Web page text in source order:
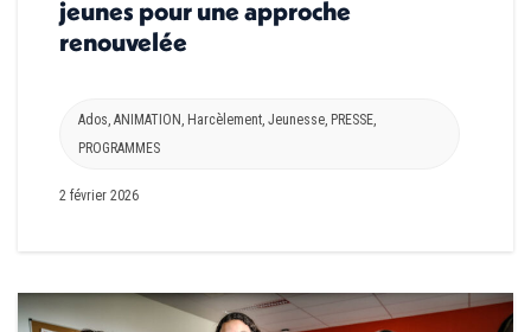
jeunes pour une approche
renouvelée
Ados ANIMATION Harcèlement Jeunesse PRESSE
PROGRAMMES
2 février 2026